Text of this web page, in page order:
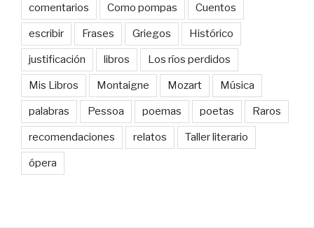
comentarios Como pompas Cuentos
escribir Frases Griegos Histórico
justificación libros Los ríos perdidos
Mis Libros Montaigne Mozart Música
palabras Pessoa poemas poetas Raros
recomendaciones relatos Taller literario
ópera